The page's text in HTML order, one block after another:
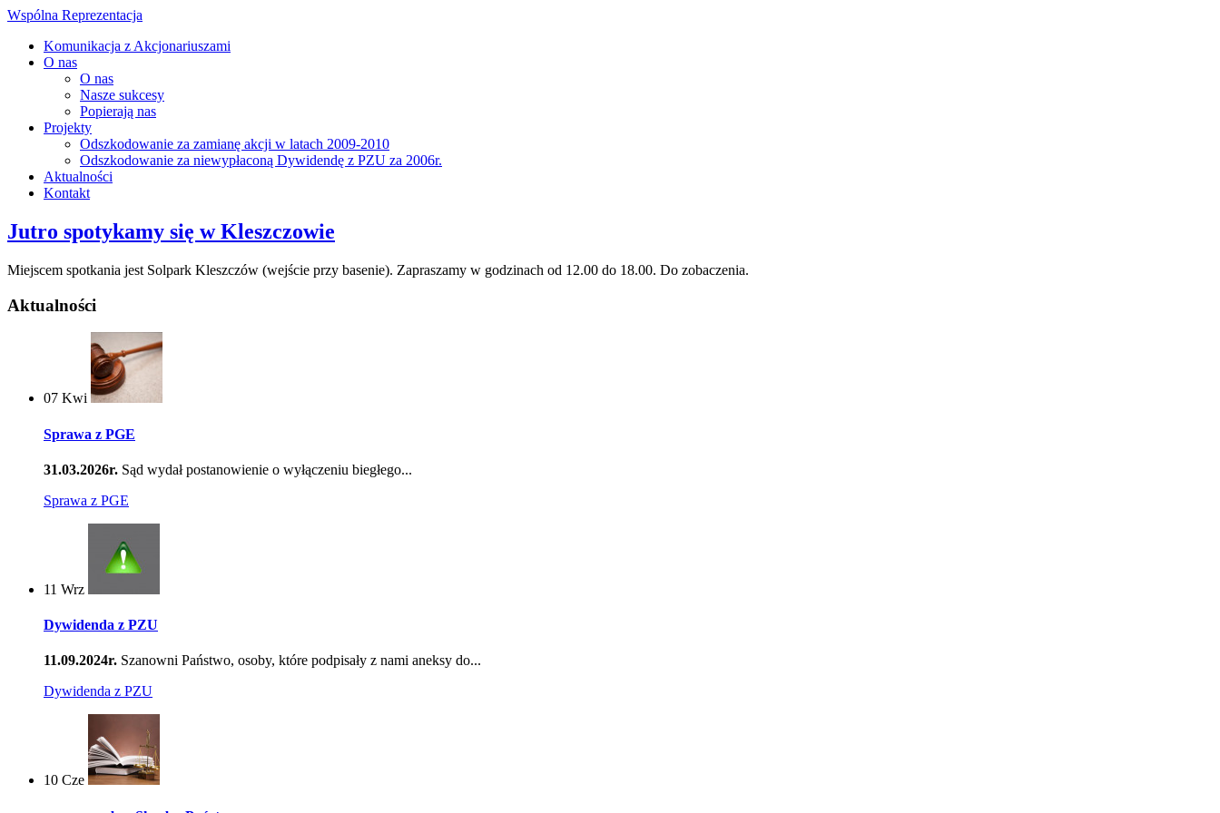
Wspólna Reprezentacja
Komunikacja z Akcjonariuszami
O nas
O nas
Nasze sukcesy
Popierają nas
Projekty
Odszkodowanie za zamianę akcji w latach 2009-2010
Odszkodowanie za niewypłaconą Dywidendę z PZU za 2006r.
Aktualności
Kontakt
Jutro spotykamy się w Kleszczowie
Miejscem spotkania jest Solpark Kleszczów (wejście przy basenie). Zapraszamy w godzinach od 12.00 do 18.00. Do zobaczenia.
Aktualności
07 Kwi
Sprawa z PGE
31.03.2026r. Sąd wydał postanowienie o wyłączeniu biegłego...
Sprawa z PGE
11 Wrz
Dywidenda z PZU
11.09.2024r. Szanowni Państwo, osoby, które podpisały z nami aneksy do...
Dywidenda z PZU
10 Cze